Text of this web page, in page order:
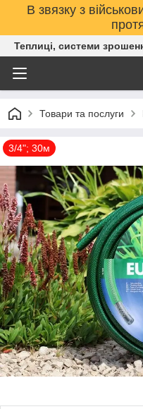
В звязку з
Теплиці, системи
Товари та послуги
3/4"; 30м